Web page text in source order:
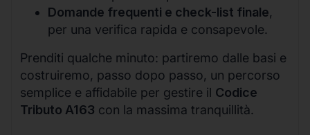
Domande frequenti e check-list finale,
per una verifica rapida e consapevole.
Prenditi qualche minuto: partiremo dalle basi e
costruiremo, passo dopo passo, un percorso
semplice e affidabile per gestire il Codice
Tributo A163 con la massima tranquillità.